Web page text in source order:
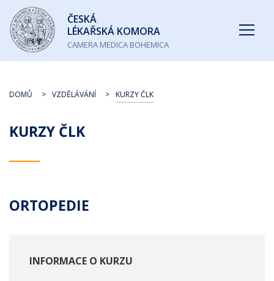
Česká
lékařská
komora
ČESKÁ
LÉKAŘSKÁ KOMORA
CAMERA MEDICA BOHEMICA
KURZY ČLK
DOMŮ VZDĚLÁVÁNÍ KURZY ČLK
ORTOPEDIE
INFORMACE O KURZU